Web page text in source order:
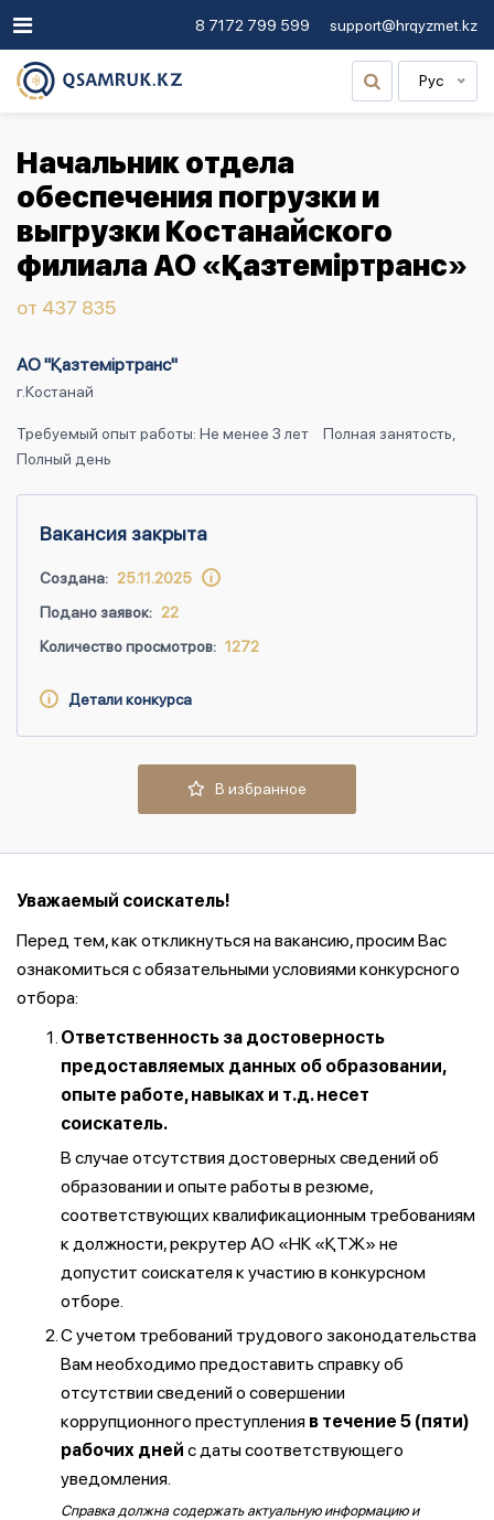
8 7172 799 599 support@hrqyzmet.kz
Рус
Начальник отдела
обеспечения погрузки и
выгрузки Костанайского
филиала АО «Қазтемiртранс»
от 437 835
АО "Қазтеміртранс"
г.Костанай
Требуемый опыт работы: Не менее 3 лет
Полная занятость,
Полный день
Вакансия закрыта
Создана: 25.11.2025
Подано заявок: 22
Количество просмотров: 1272
Детали конкурса
В избранное
Уважаемый соискатель!
Перед тем, как откликнуться на вакансию, просим Вас
ознакомиться с обязательными условиями конкурсного
отбора:
Ответственность за достоверность
предоставляемых данных об образовании,
опыте работе, навыках и т.д. несет
соискатель.
В случае отсутствия достоверных сведений об
образовании и опыте работы в резюме,
соответствующих квалификационным требованиям
к должности, рекрутер АО «НК «ҚТЖ» не
допустит соискателя к участию в конкурсном
отборе.
С учетом требований трудового законодательства
Вам необходимо предоставить справку об
отсутствии сведений о совершении
коррупционного преступления в течение 5 (пяти)
рабочих дней с даты соответствующего
уведомления.
Справка должна содержать актуальную информацию и